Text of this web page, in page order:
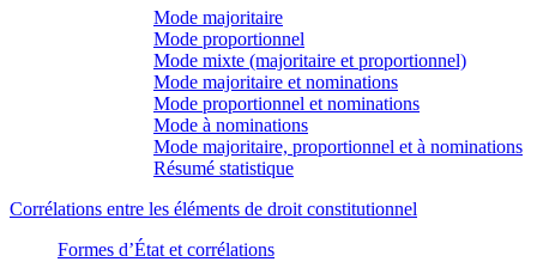
Mode majoritaire
Mode proportionnel
Mode mixte (majoritaire et proportionnel)
Mode majoritaire et nominations
Mode proportionnel et nominations
Mode à nominations
Mode majoritaire, proportionnel et à nominations
Résumé statistique
Corrélations entre les éléments de droit constitutionnel
Formes d’État et corrélations